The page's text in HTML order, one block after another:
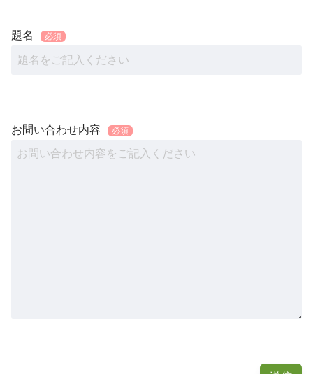
題名
お問い合わせ内容